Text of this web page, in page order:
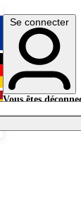
English
Deutsch
Se connecter
Vous êtes